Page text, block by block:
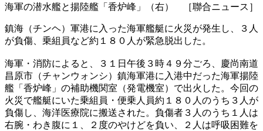
海軍の潜水艦と揚陸艦「香炉峰」（右） ［聯合ニュース］
鎮海（チンヘ）軍港に入った海軍艦艇に火災が発生し、３人
が負傷、乗組員など約１８０人が緊急脱出した。
海軍・消防によると、３１日午後３時４９分ごろ、慶尚南道
昌原市（チャンウォンシ）鎮海軍港に入港中だった海軍揚陸
艦「香炉峰」の補助機関室（発電機室）で出火した。今回の
火災で艦艇にいた乗組員・便乗人員約１８０人のうち３人が
負傷し、海洋医療院に搬送された。負傷者３人のうち１人は
右腕・わき腹に１、２度のやけどを負い、２人は呼吸困難を